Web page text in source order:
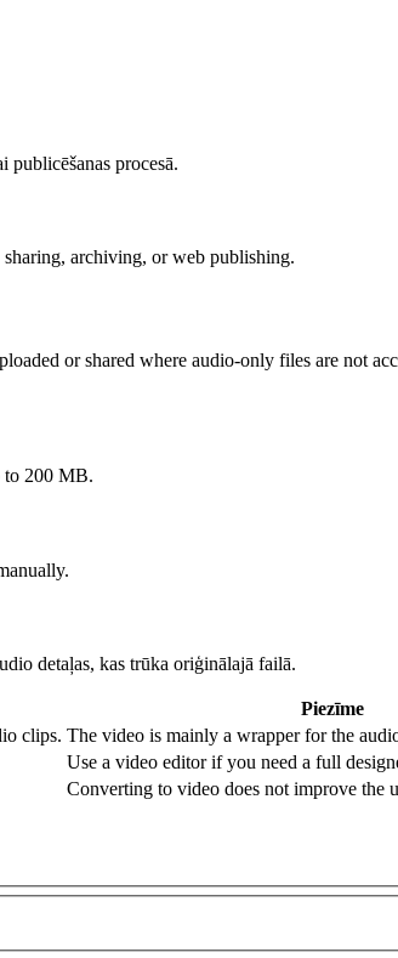
publicēšanas procesā.
archiving, or web publishing.
or shared where audio-only files are not
200 MB.
detaļas, kas trūka oriģinālajā failā.
Piezīme
clips. The video is mainly a wrapper for the
Use a video editor if you need a full
Converting to video does not improve the